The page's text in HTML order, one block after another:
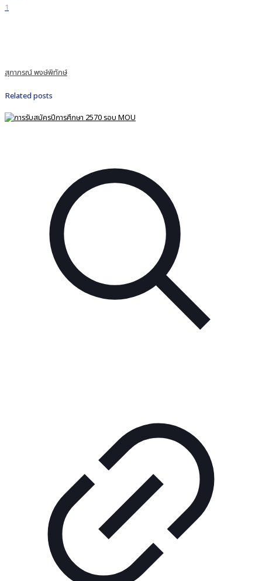
1
สุภาภรณ์ พงษ์พิทักษ์
Related posts